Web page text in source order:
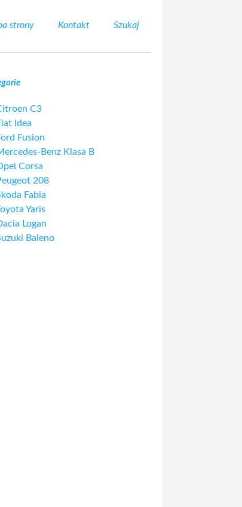
strony Kontakt Szukaj
C3
Idea
Fusion
Benz Klasa B
Corsa
208
Fabia
Yaris
Logan
Baleno